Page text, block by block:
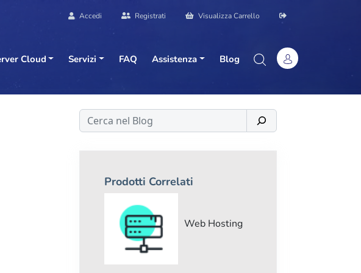
Accedi Registrati Visualizza Carrello
Cloud Servizi FAQ Assistenza Blog
Cerca
Prodotti Correlati
Web Hosting